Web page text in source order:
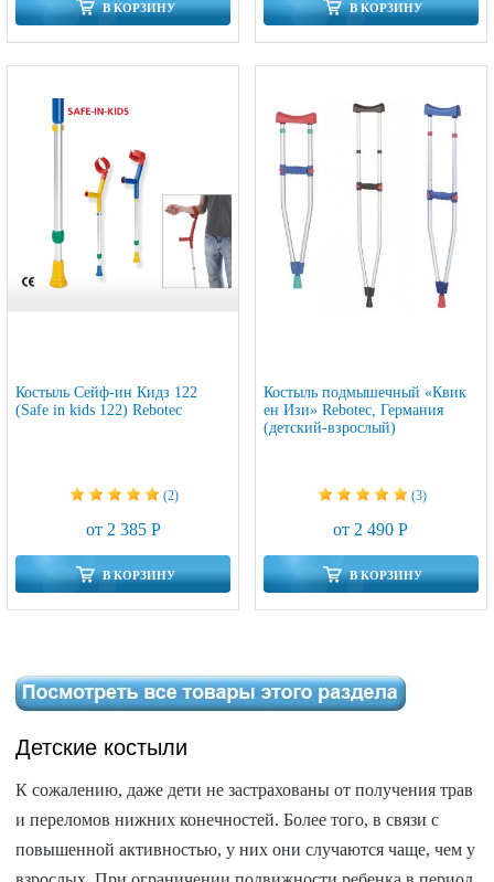
В КОРЗИНУ В КОРЗИНУ
Костыль Сейф-ин Кидз 122
(Safe in kids 122) Rebotec
(2)
от 2 385 Р
В КОРЗИНУ
Костыль подмышечный «Квик
ен Изи» Rebotec, Германия
(детский-взрослый)
(3)
от 2 490 Р
В КОРЗИНУ
Детские костыли
К сожалению, даже дети не застрахованы от получения трав
и переломов нижних конечностей. Более того, в связи с
повышенной активностью, у них они случаются чаще, чем у